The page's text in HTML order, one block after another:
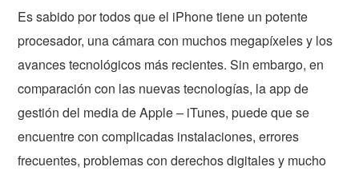
Es sabido por todos que el iPhone tiene un potente
procesador, una cámara con muchos megapíxeles y los
avances tecnológicos más recientes. Sin embargo, en
comparación con las nuevas tecnologías, la app de
gestión del media de Apple – iTunes, puede que se
encuentre con complicadas instalaciones, errores
frecuentes, problemas con derechos digitales y mucho